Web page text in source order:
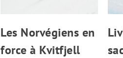
Les Norvégiens en
force à Kvitfjell